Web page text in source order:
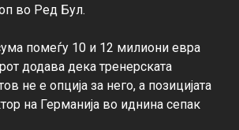
во Ред Бул.
помеѓу 10 и 12 милиони евра
додава дека тренерската
не е опција за него, а позицијата
на Германија во иднина сепак